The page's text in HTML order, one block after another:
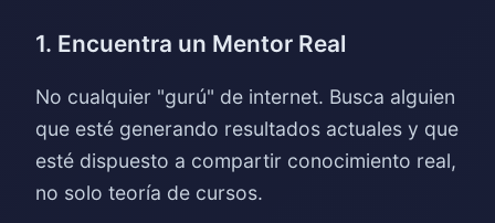
1. Encuentra un Mentor Real
No cualquier "gurú" de internet. Busca alguien
que esté generando resultados actuales y que
esté dispuesto a compartir conocimiento real,
no solo teoría de cursos.